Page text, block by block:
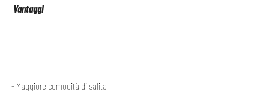
Vantaggi
Maggiore comodità di salita